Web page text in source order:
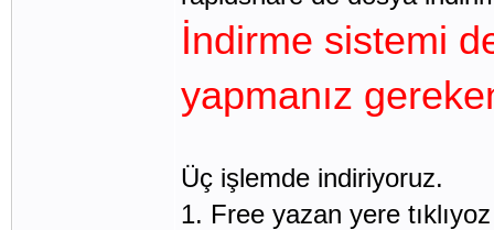
İndirme sistemi
yapmanız
Üç işlemde indiriyoruz.
1. Free yazan yere tıklıyoz